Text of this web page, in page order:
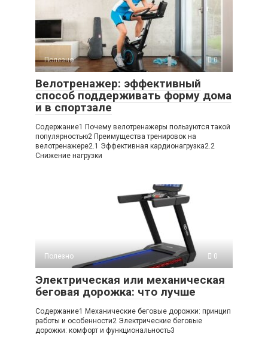
Полезно 0
Велотренажер: эффективный
способ поддерживать форму дома
и в спортзале
Содержание1 Почему велотренажеры пользуются такой
популярностью2 Преимущества тренировок на
велотренажере2.1 Эффективная кардионагрузка2.2
Снижение нагрузки
Полезно 0
Электрическая или механическая
беговая дорожка: что лучше
Содержание1 Механические беговые дорожки: принцип
работы и особенности2 Электрические беговые
дорожки: комфорт и функциональность3